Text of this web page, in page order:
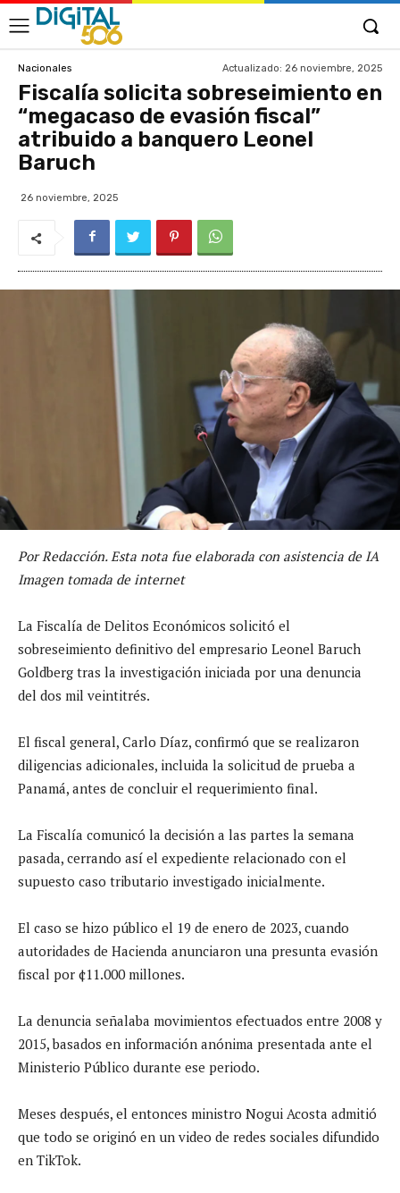
Nacionales Actualizado: 26 noviembre, 2025
Fiscalía solicita sobreseimiento en
“megacaso de evasión fiscal”
atribuido a banquero Leonel
Baruch
26 noviembre, 2025
Por Redacción. Esta nota fue elaborada con asistencia de IA
Imagen tomada de internet
La Fiscalía de Delitos Económicos solicitó el
sobreseimiento definitivo del empresario Leonel Baruch
Goldberg tras la investigación iniciada por una denuncia
del dos mil veintitrés.
El fiscal general, Carlo Díaz, confirmó que se realizaron
diligencias adicionales, incluida la solicitud de prueba a
Panamá, antes de concluir el requerimiento final.
La Fiscalía comunicó la decisión a las partes la semana
pasada, cerrando así el expediente relacionado con el
supuesto caso tributario investigado inicialmente.
El caso se hizo público el 19 de enero de 2023, cuando
autoridades de Hacienda anunciaron una presunta evasión
fiscal por ¢11.000 millones.
La denuncia señalaba movimientos efectuados entre 2008 y
2015, basados en información anónima presentada ante el
Ministerio Público durante ese periodo.
Meses después, el entonces ministro Nogui Acosta admitió
que todo se originó en un video de redes sociales difundido
en TikTok.